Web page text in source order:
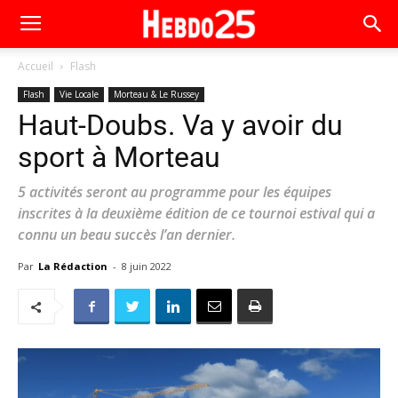
Accueil Flash
Flash Vie Locale Morteau & Le Russey
Haut-Doubs. Va y avoir du
sport à Morteau
5 activités seront au programme pour les équipes
inscrites à la deuxième édition de ce tournoi estival qui a
connu un beau succès l’an dernier.
Par La Rédaction - 8 juin 2022